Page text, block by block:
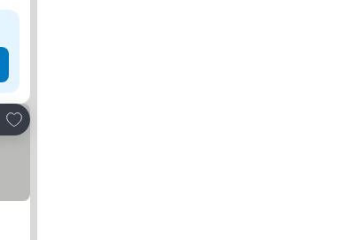
Adicionar aos favoritos